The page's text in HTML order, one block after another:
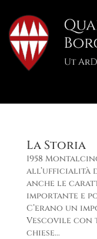
La Storia
1958
all’ufficialità
anche le
importante e
C’erano un
Vescovile con
chiese...